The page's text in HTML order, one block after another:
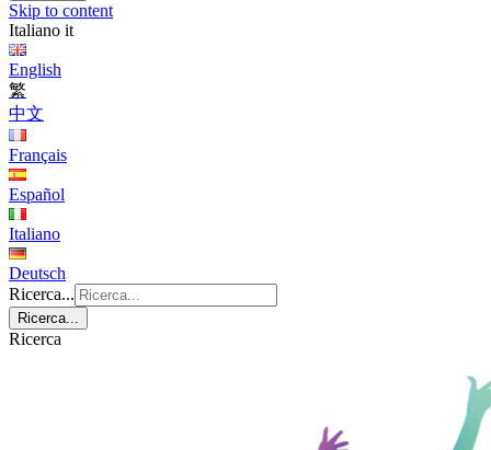
Skip to content
Italiano it
English
繁
中文
Français
Español
Italiano
Deutsch
Ricerca...
Ricerca...
Ricerca